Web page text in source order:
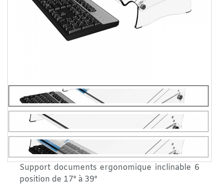
Support documents ergonomique inclinable 6
position de 17° à 39°